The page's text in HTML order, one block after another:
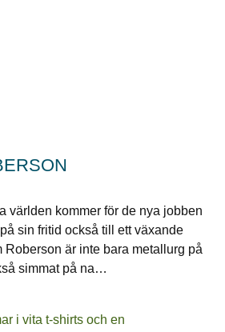
världen kommer för de nya jobben
sin fritid också till ett växande
Roberson är inte bara metallurg på
simmat på na…